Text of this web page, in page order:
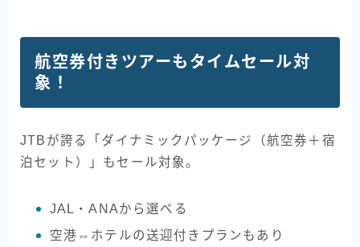
航空券付きツアーもタイムセール対
象！
JTBが誇る「ダイナミックパッケージ（航空券＋宿
泊セット）」もセール対象。
JAL・ANAから選べる
空港⇔ホテルの送迎付きプランもあり